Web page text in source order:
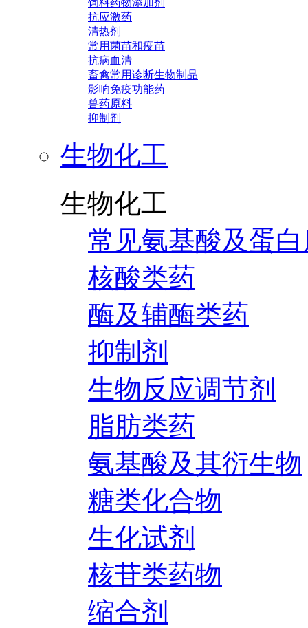
饲料药物添加剂
抗应激药
清热剂
常用菌苗和疫苗
抗病血清
畜禽常用诊断生物制品
影响免疫功能药
兽药原料
抑制剂
生物化工
生物化工
常见氨基酸及蛋
核酸类药
酶及辅酶类药
抑制剂
生物反应调节剂
脂肪类药
氨基酸及其衍生物
糖类化合物
生化试剂
核苷类药物
缩合剂